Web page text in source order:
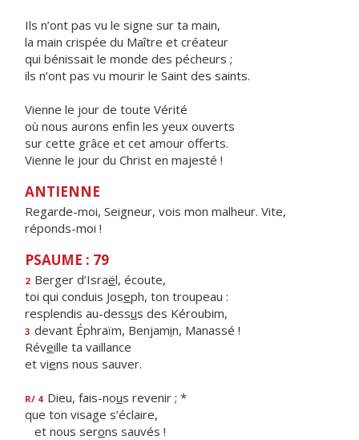
Ils n’ont pas vu le signe sur ta main,
la main crispée du Maître et créateur
qui bénissait le monde des pécheurs ;
ils n’ont pas vu mourir le Saint des saints.
Vienne le jour de toute Vérité
où nous aurons enfin les yeux ouverts
sur cette grâce et cet amour offerts.
Vienne le jour du Christ en majesté !
ANTIENNE
Regarde-moi, Seigneur, vois mon malheur. Vite,
réponds-moi !
PSAUME : 79
2 Berger d’Israël, écoute,
toi qui conduis Joseph, ton troupeau :
resplendis au-dessus des Kéroubim,
3 devant Éphraïm, Benjamin, Manassé !
Réveille ta vaillance
et viens nous sauver.
R/ 4 Dieu, fais-nous revenir ; *
que ton visage s’éclaire,
et nous serons sauvés !